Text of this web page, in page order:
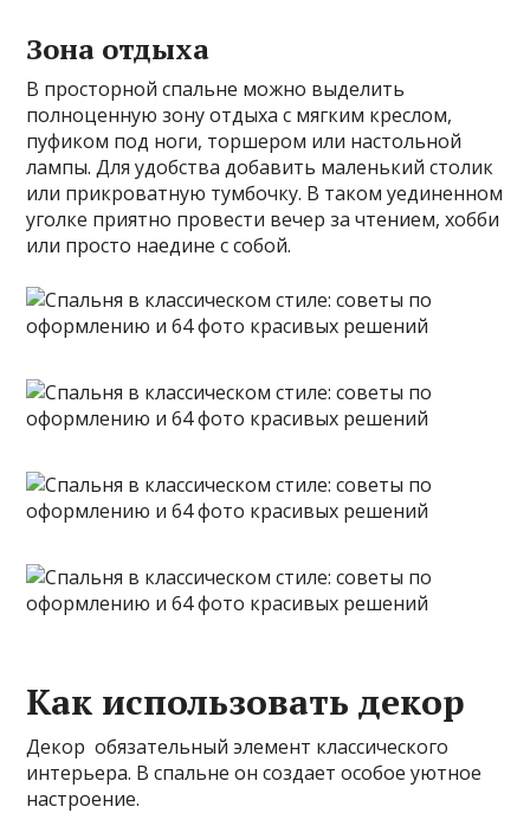
Зона отдыха
В просторной спальне можно выделить
полноценную зону отдыха с мягким креслом,
пуфиком под ноги, торшером или настольной
лампы. Для удобства добавить маленький столик
или прикроватную тумбочку. В таком уединенном
уголке приятно провести вечер за чтением, хобби
или просто наедине с собой.
Как использовать декор
Декор обязательный элемент классического
интерьера. В спальне он создает особое уютное
настроение.